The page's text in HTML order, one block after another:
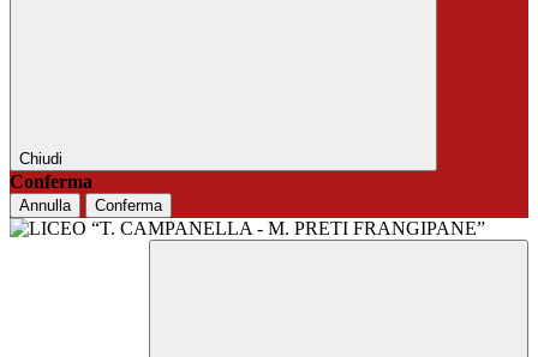
Chiudi
Conferma
Annulla Conferma